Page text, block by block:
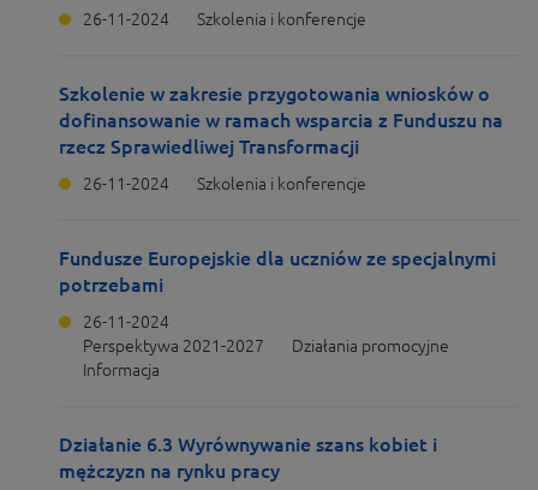
26-11-2024 Szkolenia i konferencje
Szkolenie w zakresie przygotowania wniosków o
dofinansowanie w ramach wsparcia z Funduszu na
rzecz Sprawiedliwej Transformacji
26-11-2024 Szkolenia i konferencje
Fundusze Europejskie dla uczniów ze specjalnymi
potrzebami
26-11-2024
Perspektywa 2021-2027
Działania promocyjne
Informacja
Działanie 6.3 Wyrównywanie szans kobiet i
mężczyzn na rynku pracy